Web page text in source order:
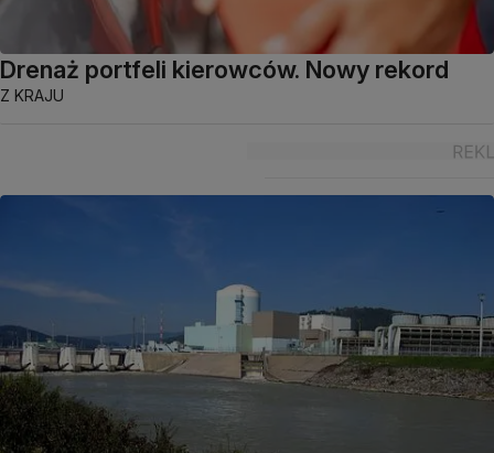
Drenaż portfeli kierowców. Nowy rekord
Z KRAJU